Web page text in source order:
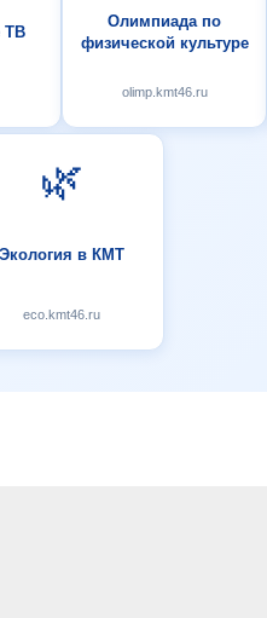
ТВ
Олимпиада по
физической культуре
olimp.kmt46.ru
🌿
Экология в КМТ
eco.kmt46.ru